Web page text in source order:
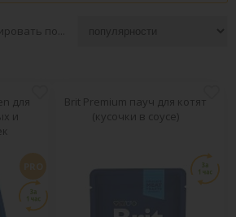
по...
для
и
Brit Premium пауч для котят
(кусочки в соусе)